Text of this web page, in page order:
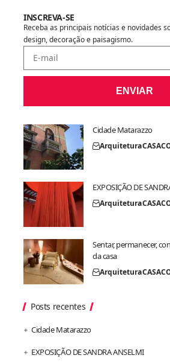
INSCREVA-SE
Receba as principais notícias e novidades
design, decoração e paisagismo.
ENVIAR
Cidade Matarazzo
Arquitetura
EXPOSIÇÃO DE
Arquitetura
Sentar, permanecer,
da casa
Arquitetura
Posts recentes
Cidade Matarazzo
EXPOSIÇÃO DE SANDRA ANSELMI